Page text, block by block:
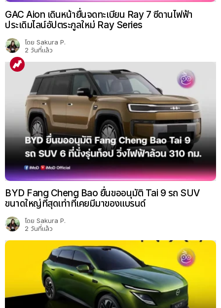
GAC Aion เดินหน้ายื่นจดทะเบียน Ray 7 ซีดานไฟฟ้า
ประเดิมไลน์อัปตระกูลใหม่ Ray Series
โดย Sakura P.
2 วันที่แล้ว
BYD Fang Cheng Bao ยื่นขออนุมัติ Tai 9 รถ SUV
ขนาดใหญ่ที่สุดเท่าที่เคยมีมาของแบรนด์
โดย Sakura P.
2 วันที่แล้ว